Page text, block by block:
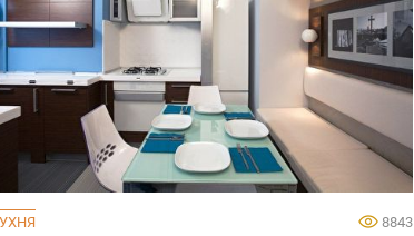
8843